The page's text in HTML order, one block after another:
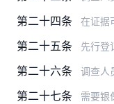
第二十四条 在证据可能灭失或者以后难
第二十五条 先行登记保存证据的，应
第二十六条 调查人员进行案
第二十七条 需要银保监会派出机构